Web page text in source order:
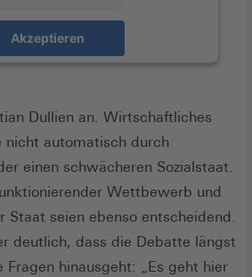
Akzeptieren
Dullien an. Wirtschaftliches
nicht automatisch durch
einen schwächeren Sozialstaat.
Wettbewerb und
Staat seien ebenso entscheidend.
deutlich, dass die Debatte längst
Fragen hinausgeht: „Es geht hier